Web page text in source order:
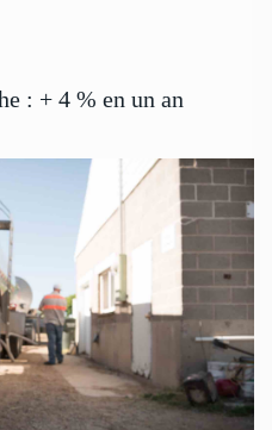
: + 4 % en un an